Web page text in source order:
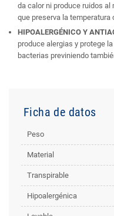
da calor ni produce ruidos al
que preserva la temperatura
HIPOALERGÉNICO Y
produce alergias y protege
bacterias previniendo
Ficha de datos
Peso
Material
Transpirable
Hipoalergénica